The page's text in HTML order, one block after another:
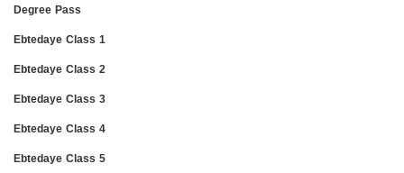
Degree Pass
Ebtedaye Class 1
Ebtedaye Class 2
Ebtedaye Class 3
Ebtedaye Class 4
Ebtedaye Class 5